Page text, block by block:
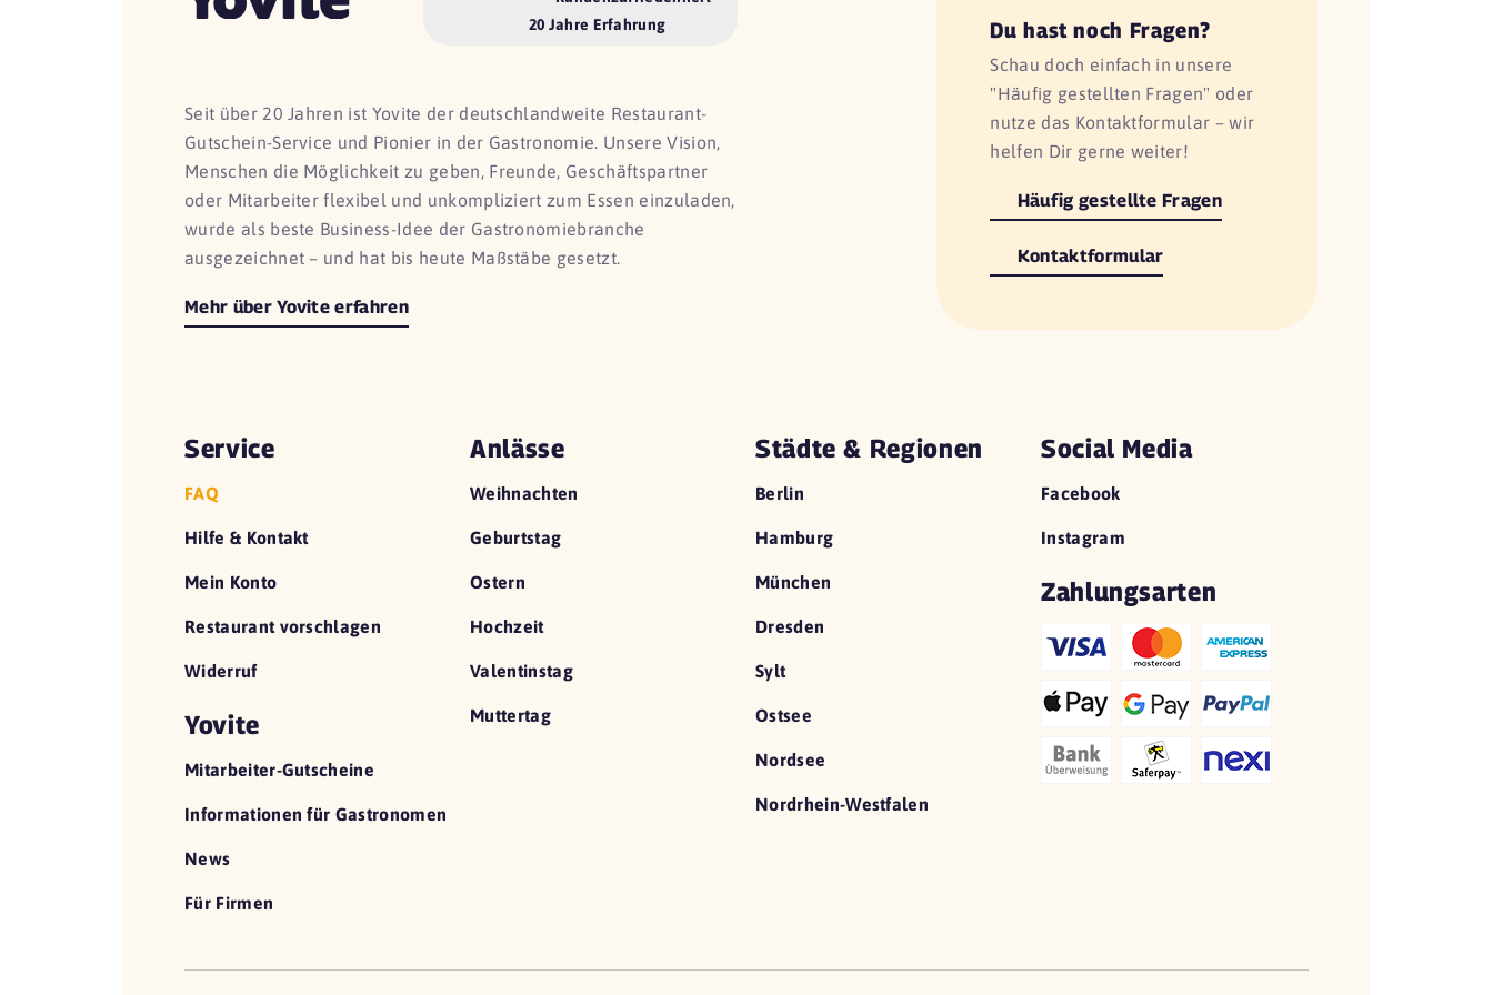
20 Jahre Erfahrung
Seit über 20 Jahren ist Yovite der deutschlandweite Restaurant-
Gutschein-Service und Pionier in der Gastronomie. Unsere Vision,
Menschen die Möglichkeit zu geben, Freunde, Geschäftspartner
oder Mitarbeiter flexibel und unkompliziert zum Essen einzuladen,
wurde als beste Business-Idee der Gastronomiebranche
ausgezeichnet – und hat bis heute Maßstäbe gesetzt.
Mehr über Yovite erfahren
Du hast noch Fragen?
Schau doch einfach in unsere
"Häufig gestellten Fragen" oder
nutze das Kontaktformular – wir
helfen Dir gerne weiter!
Häufig gestellte Fragen
Kontaktformular
Service
FAQ
Hilfe & Kontakt
Mein Konto
Restaurant vorschlagen
Widerruf
Yovite
Mitarbeiter-Gutscheine
Informationen für Gastronomen
News
Für Firmen
Anlässe
Weihnachten
Geburtstag
Ostern
Hochzeit
Valentinstag
Muttertag
Städte & Regionen
Berlin
Hamburg
München
Dresden
Sylt
Ostsee
Nordsee
Nordrhein-Westfalen
Social Media
Facebook
Instagram
Zahlungsarten